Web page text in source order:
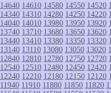
14640 14610 14580 14550 14520
14340 14310 14280 14250 14220
14040 14010 13980 13950 13920
13740 13710 13680 13650 13620
13440 13410 13380 13350 13320
13140 13110 13080 13050 13020
12840 12810 12780 12750 12720
12540 12510 12480 12450 12420
12240 12210 12180 12150 12120
11940 11910 11880 11850 11820